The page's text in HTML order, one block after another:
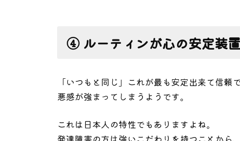
④ ルーティンが心の安定装
「いつもと同じ」これが最も安定出来て信
悪感が強まってしまうようです。
これは日本人の特性でもありますよね。